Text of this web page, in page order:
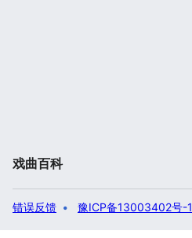
戏曲百科
错误反馈 豫ICP备13003402号-1